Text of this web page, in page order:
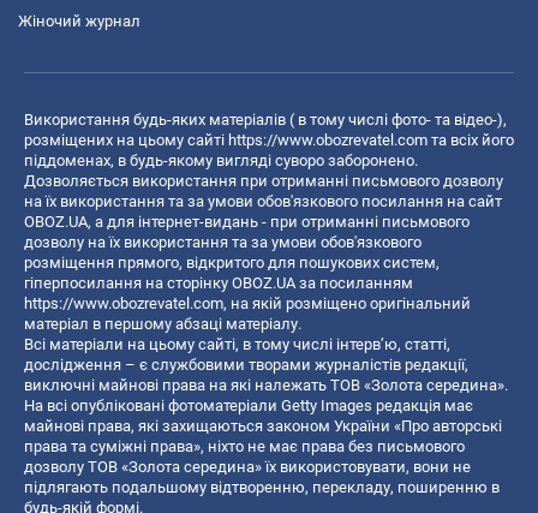
Жіночий журнал
Використання будь-яких матеріалів ( в тому числі фото- та відео-),
розміщених на цьому сайті https://www.obozrevatel.com та всіх його
піддоменах, в будь-якому вигляді суворо заборонено.
Дозволяється використання при отриманні письмового дозволу
на їх використання та за умови обов'язкового посилання на сайт
OBOZ.UA, а для інтернет-видань - при отриманні письмового
дозволу на їх використання та за умови обов'язкового
розміщення прямого, відкритого для пошукових систем,
гіперпосилання на сторінку OBOZ.UA за посиланням
https://www.obozrevatel.com, на якій розміщено оригінальний
матеріал в першому абзаці матеріалу.
Всі матеріали на цьому сайті, в тому числі інтерв’ю, статті,
дослідження – є службовими творами журналістів редакції,
виключні майнові права на які належать ТОВ «Золота середина».
На всі опубліковані фотоматеріали Getty Images редакція має
майнові права, які захищаються законом України «Про авторські
права та суміжні права», ніхто не має права без письмового
дозволу ТОВ «Золота середина» їх використовувати, вони не
підлягають подальшому відтворенню, перекладу, поширенню в
будь-якій формі.